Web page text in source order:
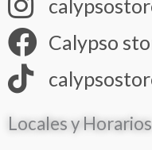
Calypso
Locales y Horarios